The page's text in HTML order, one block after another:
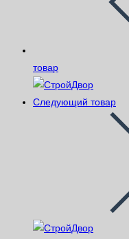
товар
Следующий товар